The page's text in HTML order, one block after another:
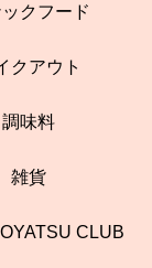
クフード
クアウト
調味料
雑貨
CLUB